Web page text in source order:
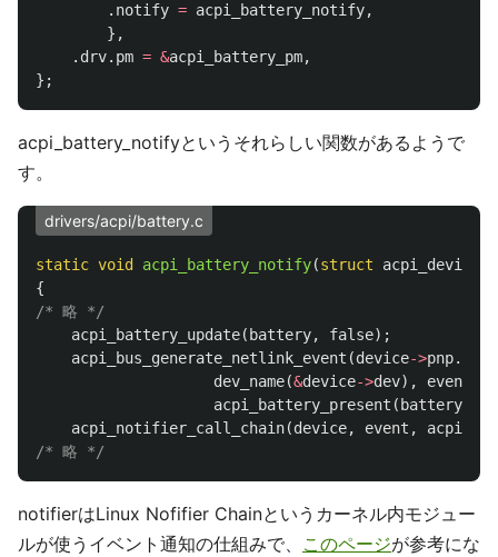
. notify = acpi_battery_notify,
},
. drv. pm = &acpi_battery_pm,
};
acpi_battery_notifyというそれらしい関数があるようで
す。
drivers/acpi/battery.c
static void acpi_battery_notify(struct acpi_device
{
/* 略 */
acpi_battery_update( battery, false);
acpi_bus_generate_netlink_event (device->pnp.
dev_name(&device->dev), event
acpi_battery_present ( battery
acpi_notifier_call_chain(device, event ,
/* 略 */
notifierはLinux Nofifier Chainというカーネル内モジュー
ルが使うイベント通知の仕組みで、 このページが参考にな